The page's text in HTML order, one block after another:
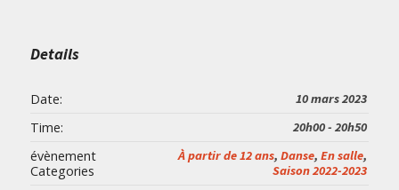
Details
Date: 10 mars 2023
Time: 20h00 - 20h50
évènement
Categories
À partir de 12 ans, Danse, En salle,
Saison 2022-2023